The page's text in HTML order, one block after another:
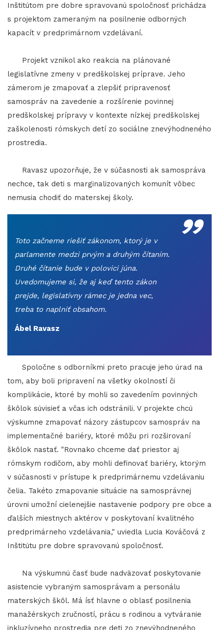
Inštitútom pre dobre spravovanú spoločnosť prichádza
s projektom zameraným na posilnenie odborných
kapacít v predprimárnom vzdelávaní.
Projekt vznikol ako reakcia na plánované
legislatívne zmeny v predškolskej príprave. Jeho
zámerom je zmapovať a zlepšiť pripravenosť
samospráv na zavedenie a rozšírenie povinnej
predškolskej prípravy v kontexte nízkej predškolskej
zaškolenosti rómskych detí zo sociálne znevýhodneného
prostredia.
Ravasz upozorňuje, že v súčasnosti ak samospráva
nechce, tak deti s marginalizovaných komunít vôbec
nemusia chodiť do materskej školy.
„
Toto začneme riešiť zákonom, ktorý je v
parlamente medzi prvým a druhým čítaním.
Druhé čítanie bude v polovici júna.
Uvedomujeme si, že aj keď tento zákon
prejde, legislatívny rámec je jedna vec,
treba to naplniť obsahom.
Ábel Ravasz
Spoločne s odborníkmi preto pracuje jeho úrad na
tom, aby boli pripravení na všetky okolností či
komplikácie, ktoré by mohli so zavedením povinných
škôlok súvisieť a včas ich odstránili. V projekte chcú
výskumne zmapovať názory zástupcov samospráv na
implementačné bariéry, ktoré môžu pri rozširovaní
škôlok nastať. "Rovnako chceme dať priestor aj
rómskym rodičom, aby mohli definovať bariéry, ktorým
v súčasnosti v prístupe k predprimárnemu vzdelávaniu
čelia. Takéto zmapovanie situácie na samosprávnej
úrovni umožní cielenejšie nastavenie podpory pre obce a
ďalších miestnych aktérov v poskytovaní kvalitného
predprimárneho vzdelávania," uviedla Lucia Kováčová z
Inštitútu pre dobre spravovanú spoločnosť.
Na výskumnú časť bude nadväzovať poskytovanie
asistencie vybraným samosprávam a personálu
materských škôl. Má ísť hlavne o oblasť posilnenia
manažérskych zručností, prácu s rodinou a vytváranie
inkluzívneho prostredia pre deti zo znevýhodneného